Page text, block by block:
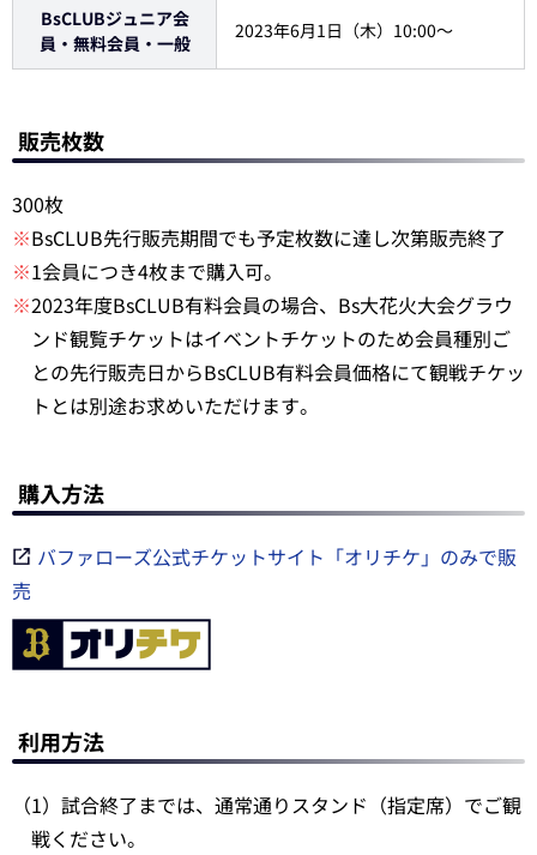
BsCLUBジュニア会
員・無料会員・一般
2023年6月1日（木）10:00～
販売枚数
300枚
※BsCLUB先行販売期間でも予定枚数に達し次第販売終了
※1会員につき4枚まで購入可。
※2023年度BsCLUB有料会員の場合、Bs大花火大会グラウ
ンド観覧チケットはイベントチケットのため会員種別ご
との先行販売日からBsCLUB有料会員価格にて観戦チケッ
トとは別途お求めいただけます。
購入方法
バファローズ公式チケットサイト「オリチケ」のみで販
売
利用方法
（1）試合終了までは、通常通りスタンド（指定席）でご観
戦ください。